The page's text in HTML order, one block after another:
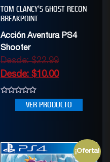
TOM CLANCY’S GHOST RECON
BREAKPOINT
Acción Aventura PS4
Shooter
Desde:$22.99
Desde: $10.00
VER PRODUCTO
¡Oferta!